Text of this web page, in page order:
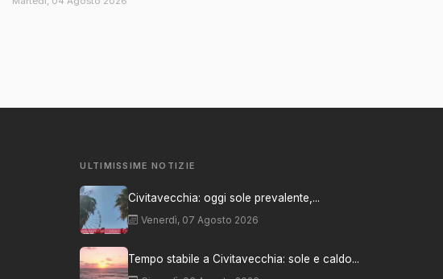
ULTIMISSIME NOTIZIE
Civitavecchia: oggi sole prevalente,...
Venerdì, 07 Agosto 2026
Tempo stabile a Civitavecchia: sole e caldo...